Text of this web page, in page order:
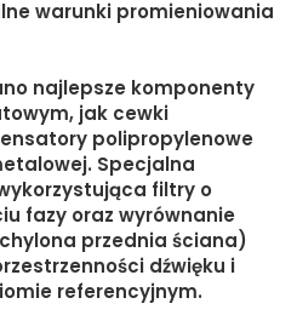
warunki promieniowania
najlepsze komponenty
jak cewki
polipropylenowe
Specjalna
filtry o
fazy oraz wyrównanie
przednia ściana)
dźwięku i
referencyjnym.